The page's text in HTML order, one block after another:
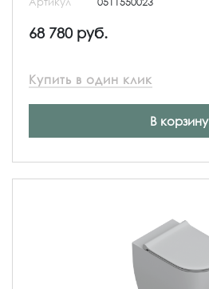
68 780 руб.
Купить в один клик
В корзину